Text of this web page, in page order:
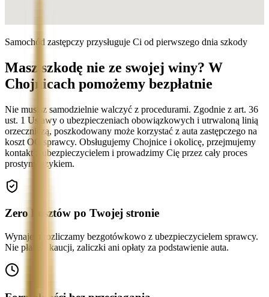
Samochód zastępczy przysługuje Ci od pierwszego dnia szkody
Masz szkodę nie ze swojej winy? W
Chojnicach pomożemy bezpłatnie
Nie musisz samodzielnie walczyć z procedurami. Zgodnie z art. 36
ust. 1 Ustawy o ubezpieczeniach obowiązkowych i utrwaloną linią
orzeczniczą, poszkodowany może korzystać z auta zastępczego na
koszt OC sprawcy. Obsługujemy Chojnice i okolicę, przejmujemy
kontakt z ubezpieczycielem i prowadzimy Cię przez cały proces
prostym językiem.
Zero kosztów po Twojej stronie
Wynajem rozliczamy bezgotówkowo z ubezpieczycielem sprawcy.
Nie płacisz kaucji, zaliczki ani opłaty za podstawienie auta.